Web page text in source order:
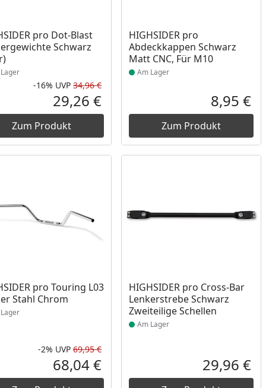
pro Dot-Blast
Schwarz
am Lager
Rabatt in Prozent
-16%
Ursprünglicher Preis
UVP 34,96 €
Aktueller Preis
29,26 €
Zum Produkt
HIGHSIDER pro
Abdeckkappen Schwarz
Matt CNC, Für M10
Produkt am Lager
Am Lager
8,95 €
Zum Produkt
Preis
pro Touring L03
Stahl Chrom
am Lager
Rabatt in Prozent
-2%
Ursprünglicher Preis
UVP 69,95 €
Aktueller Preis
68,04 €
HIGHSIDER pro Cross-Bar
Lenkerstrebe Schwarz
Zweiteilige Schellen
Produkt am Lager
Am Lager
29,96 €